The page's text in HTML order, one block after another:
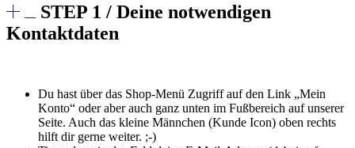
STEP 1 / Deine notwendigen
Kontaktdaten
Du hast über das Shop-Menü Zugriff auf den Link „Mein
Konto“ oder aber auch ganz unten im Fußbereich auf unserer
Seite. Auch das kleine Männchen (Kunde Icon) oben rechts
hilft dir gerne weiter. ;-)